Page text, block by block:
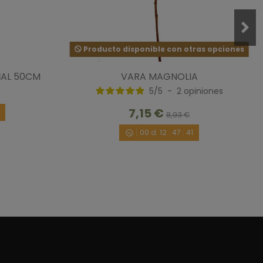
los parques y me gusta mucho, y cuando la ví en la web,
dónde la pongas!
2018
50CM
Producto disponible con otras opciones
VARA MAGNOLIA
5/5 - 2 opiniones
7,15 € 8,93 €
00d. 12: 47: 40